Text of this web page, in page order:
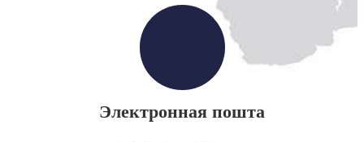
Электронная пошта